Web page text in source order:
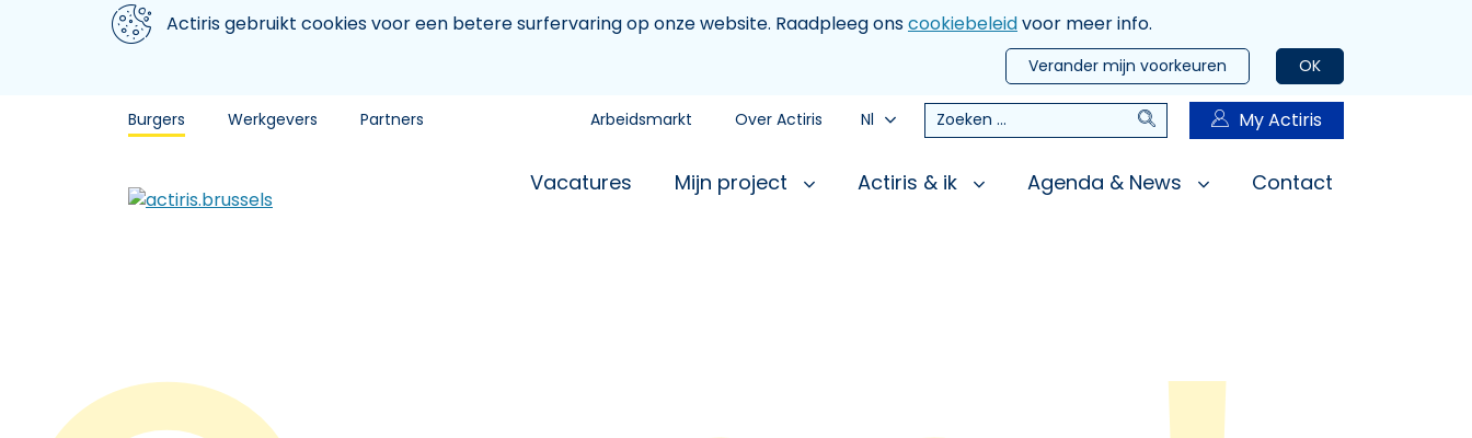
Aller au contenu principal
We gebruiken cookiesActiris gebruikt cookies voor een betere surfervaring op onze website. Raadpleeg onscookiebeleidvoor meer info.
OK
Verander mijn voorkeuren
Burgers Werkgevers Partners Arbeidsmarkt Over Actiris Nl Zoeken Zoeken My Actiris
Vacatures Mijn project Actiris & ik Agenda & News Contact